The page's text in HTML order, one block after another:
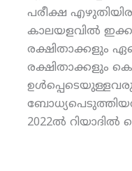
പരീക്ഷ
കാലയളവില്‍
രക്ഷിതാക്കളും
രക്ഷിതാക്കളും
2022ല്‍